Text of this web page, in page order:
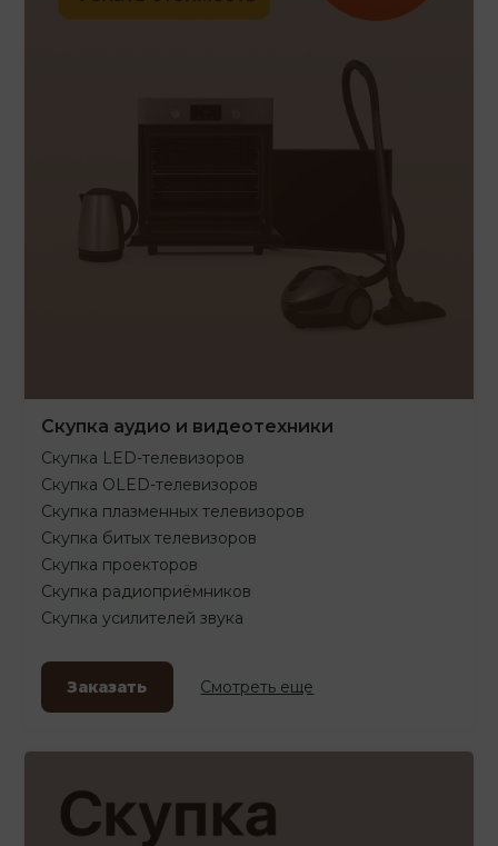
Скупка аудио и видеотехники
Скупка LED-телевизоров
Скупка OLED-телевизоров
Скупка плазменных телевизоров
Скупка битых телевизоров
Скупка проекторов
Скупка радиоприёмников
Скупка усилителей звука
Заказать Смотреть еще